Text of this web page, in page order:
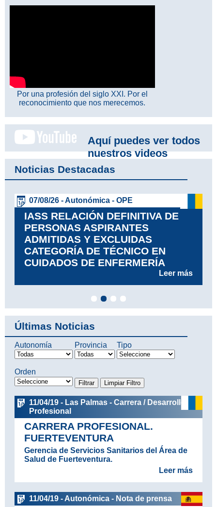
Por una profesión del siglo XXI. Por el
reconocimiento que nos merecemos.
Aquí puedes ver todos
nuestros videos
Noticias Destacadas
07/08/26 - Autonómica - OPE
IASS RELACIÓN DEFINITIVA DE
PERSONAS ASPIRANTES
ADMITIDAS Y EXCLUIDAS
CATEGORÍA DE TÉCNICO EN
CUIDADOS DE ENFERMERÍA
Leer más
Últimas Noticias
Autonomía Provincia Tipo
Orden
11/04/19 - Las Palmas - Carrera / Desarrollo
Profesional
CARRERA PROFESIONAL.
FUERTEVENTURA
Gerencia de Servicios Sanitarios del Área de
Salud de Fuerteventura.
Leer más
11/04/19 - Autonómica - Nota de prensa